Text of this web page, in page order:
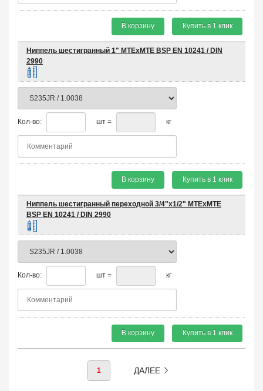
В корзину Купить в 1 клик
Ниппель шестигранный 1" MTEхMTE BSP EN 10241 / DIN
2990
Кол-во: шт = кг
В корзину Купить в 1 клик
Ниппель шестигранный переходной 3/4"х1/2" MTEхMTE
BSP EN 10241 / DIN 2990
Кол-во: шт = кг
В корзину Купить в 1 клик
1 ДАЛЕЕ